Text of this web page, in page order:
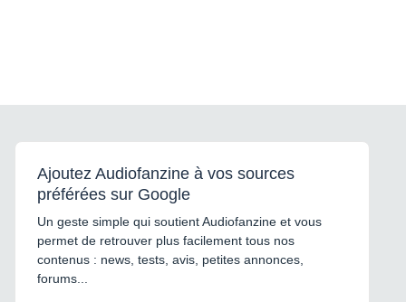
Ajoutez Audiofanzine à vos sources
préférées sur Google
Un geste simple qui soutient Audiofanzine et vous
permet de retrouver plus facilement tous nos
contenus : news, tests, avis, petites annonces,
forums...